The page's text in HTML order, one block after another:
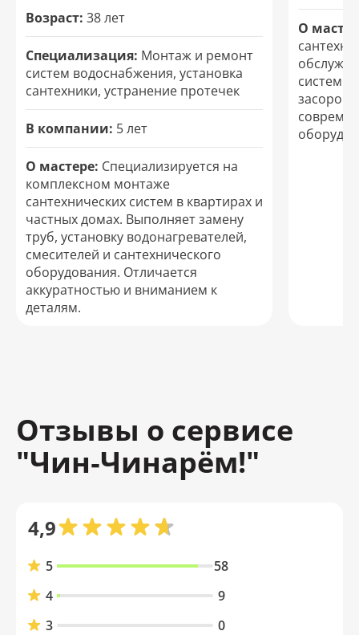
Возраст: 38 лет
Специализация: Монтаж и ремонт
систем водоснабжения, установка
сантехники, устранение протечек
В компании: 5 лет
О мастере: Специализируется на
комплексном монтаже
сантехнических систем в квартирах и
частных домах. Выполняет замену
труб, установку водонагревателей,
смесителей и сантехнического
оборудования. Отличается
аккуратностью и вниманием к
деталям.
О
систем.
засоров
Отзывы о сервисе
"Чин‑Чинарём!"
4,9
5
58
4
9
3
0